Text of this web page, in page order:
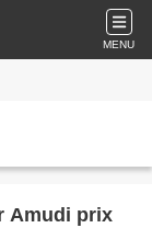
MENU
Amudi prix